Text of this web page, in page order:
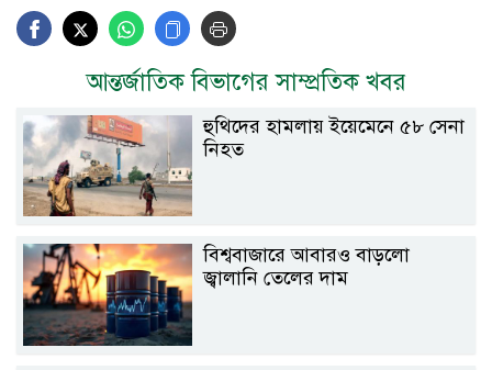
আন্তর্জাতিক বিভাগের সাম্প্রতিক খবর
হুথিদের হামলায় ইয়েমেনে ৫৮ সেনা
নিহত
বিশ্ববাজারে আবারও বাড়লো
জ্বালানি তেলের দাম